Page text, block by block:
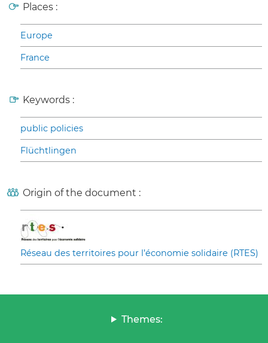
Places :
Europe
France
Keywords :
public policies
Flüchtlingen
Origin of the document :
Réseau des territoires pour l’économie solidaire (RTES)
Themes: